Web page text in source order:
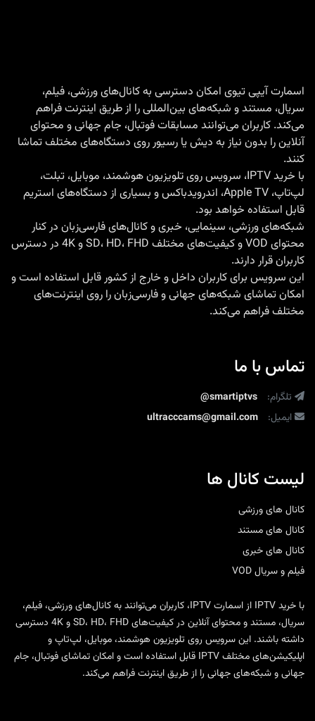
هزار
کانال
جهانی
با
نصب
4K
اسمارت آیپی تیوی امکان دسترسی به کانال‌های ورزشی، فیلم،
سریال، مستند و شبکه‌های بین‌المللی را از طریق اینترنت فراهم
می‌کند. کاربران می‌توانند مسابقات فوتبال، جام جهانی و محتوای
آنلاین را بدون نیاز به دیش یا رسیور روی دستگاه‌های مختلف تماشا
کنند.
با خرید IPTV
، سرویس روی تلویزیون هوشمند، موبایل، تبلت،
لپ‌تاپ، Apple TV، اندرویدباکس و بسیاری از دستگاه‌های استریم
قابل استفاده خواهد بود.
شبکه‌های ورزشی، سینمایی، خبری و کانال‌های فارسی‌زبان در کنار
محتوای VOD و کیفیت‌های مختلف SD، HD، FHD و 4K در دسترس
کاربران قرار دارند.
این سرویس برای کاربران داخل و خارج از کشور قابل استفاده است و
امکان تماشای شبکه‌های جهانی و فارسی‌زبان را روی اینترنت‌های
مختلف فراهم می‌کند.
تماس با ما
تلگرام:
@smartiptvs
ایمیل:
ultracccams@gmail.com
لیست کانال ها
کانال های ورزشی
کانال های مستند
کانال های خبری
فیلم و سریال VOD
با خرید IPTV ازاسمارت IPTV
، کاربران می‌توانند به کانال‌های ورزشی، فیلم،
سریال، مستند و محتوای آنلاین در کیفیت‌های SD، HD، FHD و 4K دسترسی
داشته باشند. این سرویس روی تلویزیون هوشمند، موبایل، لپ‌تاپ و
اپلیکیشن‌های مختلف IPTV قابل استفاده است و امکان تماشای فوتبال، جام
جهانی و شبکه‌های جهانی را از طریق اینترنت فراهم می‌کند.